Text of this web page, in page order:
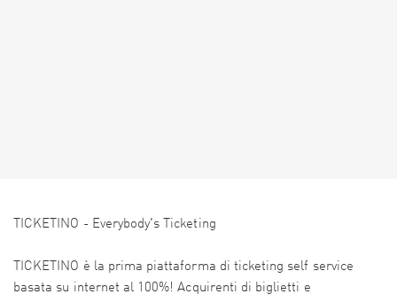
TICKETINO - Everybody's Ticketing
TICKETINO è la prima piattaforma di ticketing self service
basata su internet al 100%! Acquirenti di biglietti e